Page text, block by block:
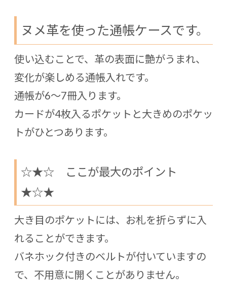
ヌメ革を使った通帳ケースです。
使い込むことで、革の表面に艶がうまれ、
変化が楽しめる通帳入れです。
通帳が6〜7冊入ります。
カードが4枚入るポケットと大きめのポケッ
トがひとつあります。
☆★☆ ここが最大のポイント
★☆★
大き目のポケットには、お札を折らずに入
れることができます。
バネホック付きのベルトが付いていますの
で、不用意に開くことがありません。